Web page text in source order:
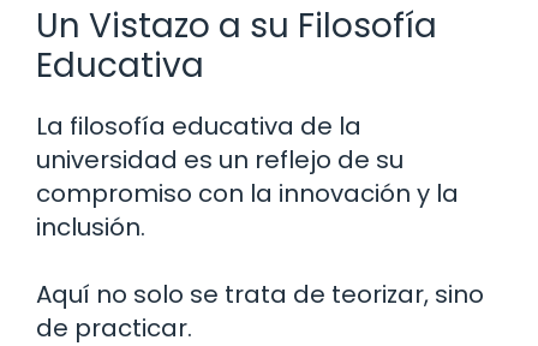
Un Vistazo a su Filosofía
Educativa
La filosofía educativa de la
universidad es un reflejo de su
compromiso con la innovación y la
inclusión.
Aquí no solo se trata de teorizar, sino
de practicar.